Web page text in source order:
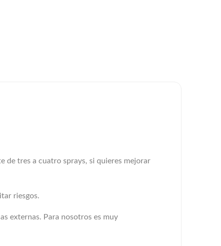
de tres a cuatro sprays, si quieres mejorar
riesgos.
externas. Para nosotros es muy